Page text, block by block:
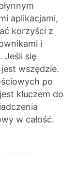
aplikacjami,
korzyści z
i
Jeśli się
wszędzie.
po
kluczem do
w całość.